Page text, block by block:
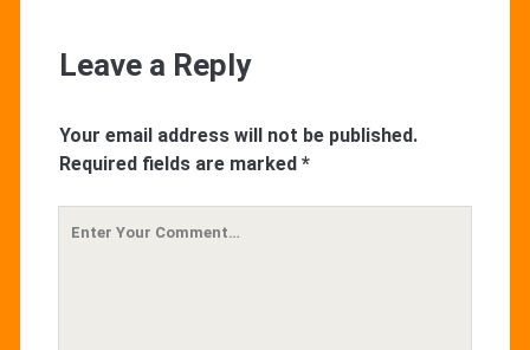
Leave a Reply
Your email address will not be published.
Required fields are marked *